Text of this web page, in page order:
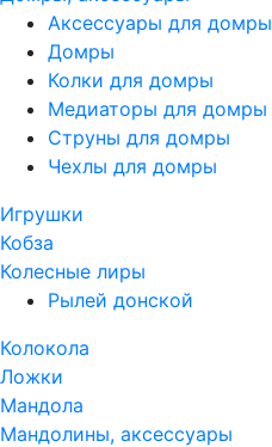
Аксессуары для домры
Домры
Колки для домры
Медиаторы для домры
Струны для домры
Чехлы для домры
Игрушки
Кобза
Колесные лиры
Рылей донской
Колокола
Ложки
Мандола
Мандолины, аксессуары